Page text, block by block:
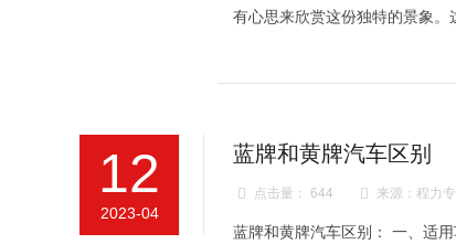
有心思来欣赏这份独特的景象
12
2023-04
蓝牌和黄牌汽车区别
 点击量： 644  来源：程力
蓝牌和黄牌汽车区别： 一、适